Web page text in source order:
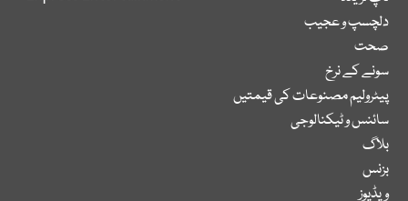
دلچسپ و عجیب
صحت
سونے کے نرخ
پیٹرولیم مصنوعات کی قیمتیں
سائنس و ٹیکنالوجی
بلاگ
بزنس
ویڈیوز